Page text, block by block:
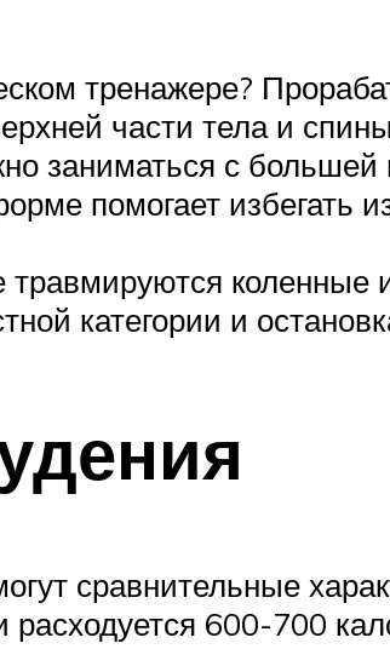
тренажере?
части тела и
заниматься с
помогает избегать
коленные
категории и
сравнительные
расходуется 600-700